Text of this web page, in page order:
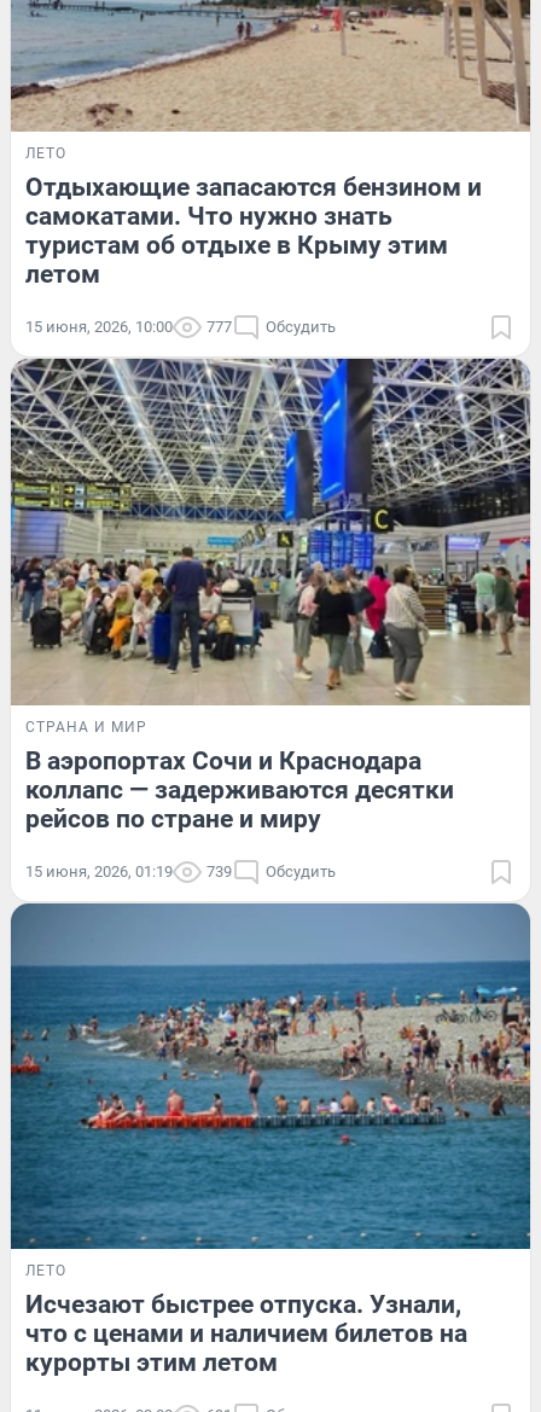
ЛЕТО
Отдыхающие запасаются бензином и
самокатами. Что нужно знать
туристам об отдыхе в Крыму этим
летом
15 июня, 2026, 10:00 777 Обсудить
СТРАНА И МИР
В аэропортах Сочи и Краснодара
коллапс — задерживаются десятки
рейсов по стране и миру
15 июня, 2026, 01:19 739 Обсудить
ЛЕТО
Исчезают быстрее отпуска. Узнали,
что с ценами и наличием билетов на
курорты этим летом